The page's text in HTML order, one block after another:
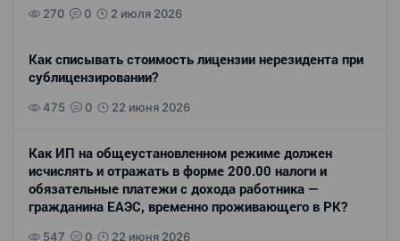
270 0 2 июля 2026
Как списывать стоимость лицензии нерезидента при
сублицензировании?
475 0 22 июня 2026
Как ИП на общеустановленном режиме должен
исчислять и отражать в форме 200.00 налоги и
обязательные платежи с дохода работника —
гражданина ЕАЭС, временно проживающего в РК?
547 0 22 июня 2026